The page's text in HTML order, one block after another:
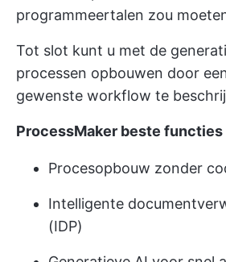
programmeertalen zou
Tot slot kunt u met de
processen opbouwen door
gewenste workflow te
ProcessMaker beste functies
Procesopbouw zonder
Intelligente
(IDP)